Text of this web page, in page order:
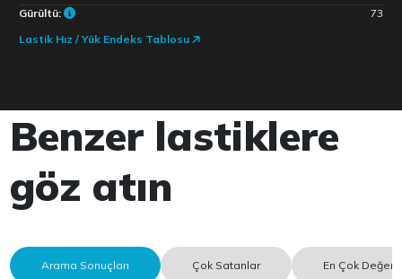
Gürültü:
73
Lastik Hız / Yük Endeks Tablosu
Benzer lastiklere
göz atın
Arama Sonuçları Çok Satanlar En Çok